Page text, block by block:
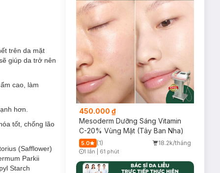
Lắkxay nhuyễn
da mịn màng
trên da mặt
giúp da trở nên
cao, làm
hơn.
tốt, chống lão
(Safflower)
Parkii
Starch
450.000 ₫
Mesoderm Dưỡng Sáng Vitamin
C-20% Vùng Mặt (Tây Ban Nha)
5.0 (1) 18.2k/tháng
Timer Gray Icon
1 lần 61 phút